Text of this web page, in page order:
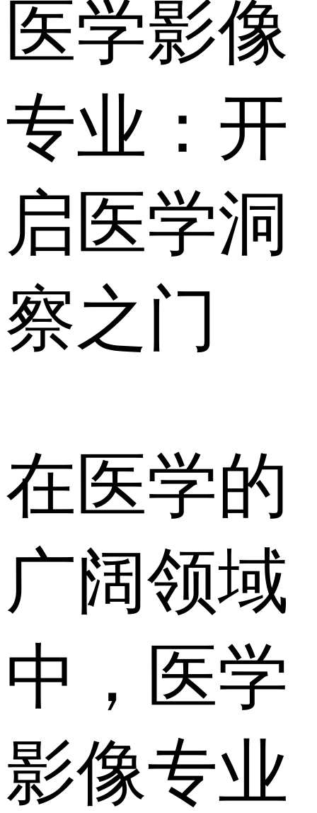
医学影像
专业：开
启医学洞
察之门
在医学的
广阔领域
中，医学
影像专业